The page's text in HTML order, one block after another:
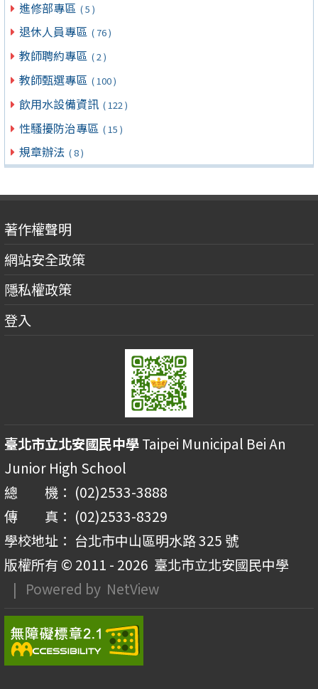
進修部專區 ( 5 )
退休人員專區 ( 76 )
教師聘約專區 ( 2 )
教師甄選專區 ( 100 )
飲用水設備資訊 ( 122 )
性騷擾防治專區 ( 15 )
規章辦法 ( 8 )
著作權聲明
網站安全政策
隱私權政策
登入
臺北市立北安國民中學Taipei Municipal Bei An
Junior High School
總 機： (02)2533-3888
傳 真： (02)2533-8329
學校地址： 台北市中山區明水路 325 號
版權所有 © 2011 - 2026 臺北市立北安國民中學
| Powered by NetView